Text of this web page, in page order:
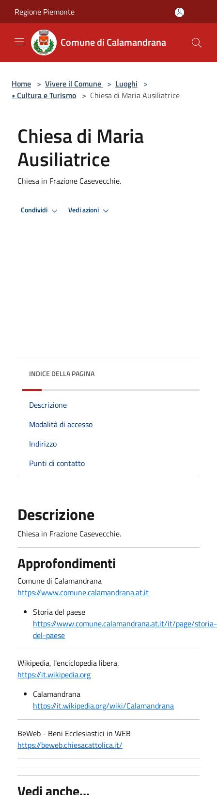
Regione Piemonte
Comune di Calamandrana
Home > Vivere il Comune > Luoghi >
• Cultura e Turismo > Chiesa di Maria Ausiliatrice
Chiesa di Maria
Ausiliatrice
Chiesa in Frazione Casevecchie.
Condividi Vedi azioni
INDICE DELLA PAGINA
Descrizione
Modalità di accesso
Indirizzo
Punti di contatto
Descrizione
Chiesa in Frazione Casevecchie.
Approfondimenti
Comune di Calamandrana
https://www.comune.calamandrana.at.it
Storia del paese
https://www.comune.calamandrana.at.it/it/page/storia-
del-paese
Wikipedia, l'enciclopedia libera.
https://it.wikipedia.org
Calamandrana
https://it.wikipedia.org/wiki/Calamandrana
BeWeb - Beni Ecclesiastici in WEB
https://beweb.chiesacattolica.it/
Vedi anche...